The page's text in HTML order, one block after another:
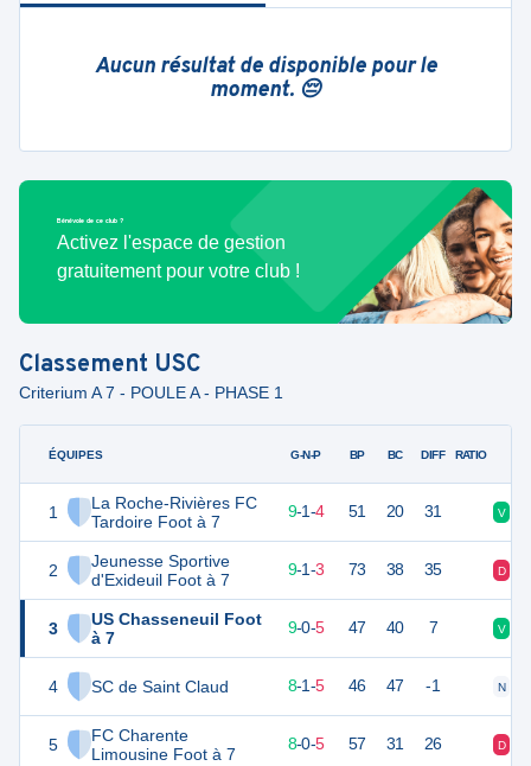
Aucun résultat de disponible pour le
moment. 😔
Bénévole de ce club ?
Activez l'espace de gestion
gratuitement pour votre club !
Classement USC
Criterium A 7 - POULE A - PHASE 1
ÉQUIPES
1
La Roche-Rivières FC
Tardoire Foot à 7
2
Jeunesse Sportive
d'Exideuil Foot à 7
3
US Chasseneuil Foot
à 7
4 SC de Saint Claud
5
FC Charente
Limousine Foot à 7
G-N-P BP BC DIFF RATIO
28 14 9-1-4 51 20 31 V
27 9-1-3 73 38 35 D
26 14 9-0-5 47 40 7 V
25 8-1-5 46 47 -1 N
23 8-0-5 57 31 26 D